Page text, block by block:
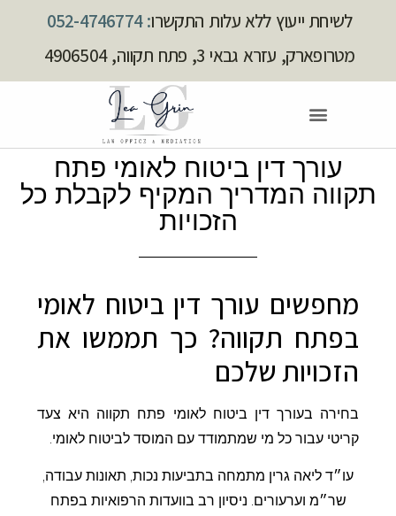
לשיחת ייעוץ ללא עלות התקשרו: 052-4746774
מטרופארק, עזרא גבאי 3, פתח תקווה, 4906504
עורך דין ביטוח לאומי פתח
תקווה המדריך המקיף לקבלת כל
הזכויות
מחפשים עורך דין ביטוח לאומי
בפתח תקווה? כך תממשו את
הזכויות שלכם
בחירה בעורך דין ביטוח לאומי פתח תקווה היא צעד
קריטי עבור כל מי שמתמודד עם המוסד לביטוח לאומי.
עו״ד ליאה גרין מתמחה בתביעות נכות, תאונות עבודה,
שר״מ וערעורים. ניסיון רב בוועדות הרפואיות בפתח